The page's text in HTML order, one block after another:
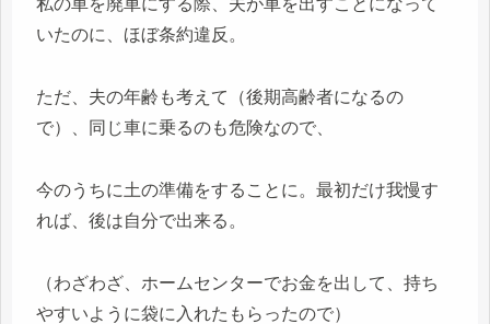
私の車を廃車にする際、夫が車を出すことになって
いたのに、ほぼ条約違反。
ただ、夫の年齢も考えて（後期高齢者になるの
で）、同じ車に乗るのも危険なので、
今のうちに土の準備をすることに。最初だけ我慢す
れば、後は自分で出来る。
（わざわざ、ホームセンターでお金を出して、持ち
やすいように袋に入れたもらったので）